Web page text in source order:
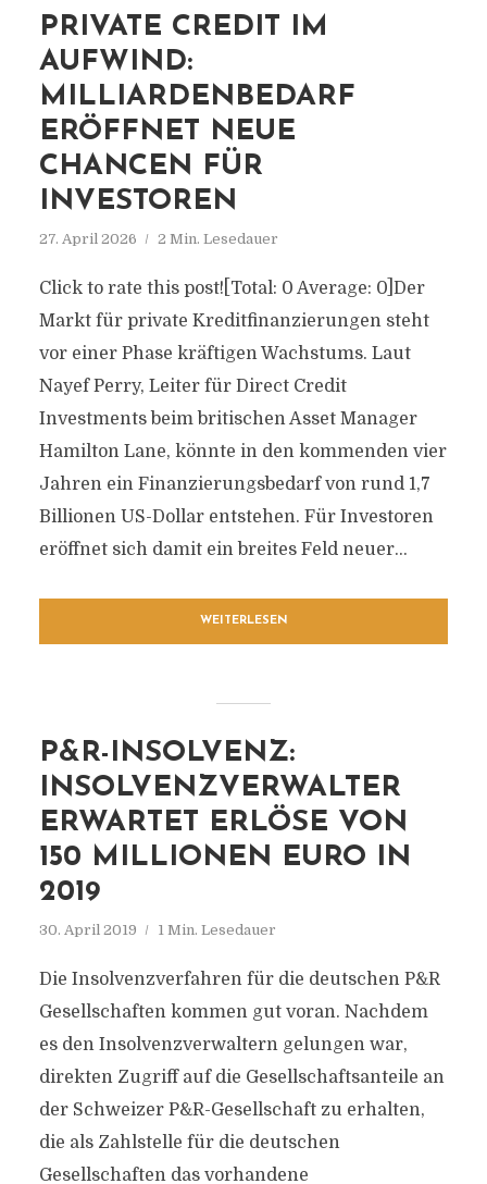
PRIVATE CREDIT IM
AUFWIND:
MILLIARDENBEDARF
ERÖFFNET NEUE
CHANCEN FÜR
INVESTOREN
27. April 2026 2 Min. Lesedauer
Click to rate this post![Total: 0 Average: 0]Der
Markt für private Kreditfinanzierungen steht
vor einer Phase kräftigen Wachstums. Laut
Nayef Perry, Leiter für Direct Credit
Investments beim britischen Asset Manager
Hamilton Lane, könnte in den kommenden vier
Jahren ein Finanzierungsbedarf von rund 1,7
Billionen US-Dollar entstehen. Für Investoren
eröffnet sich damit ein breites Feld neuer...
WEITERLESEN
P&R-INSOLVENZ:
INSOLVENZVERWALTER
ERWARTET ERLÖSE VON
150 MILLIONEN EURO IN
2019
30. April 2019 1 Min. Lesedauer
Die Insolvenzverfahren für die deutschen P&R
Gesellschaften kommen gut voran. Nachdem
es den Insolvenzverwaltern gelungen war,
direkten Zugriff auf die Gesellschaftsanteile an
der Schweizer P&R-Gesellschaft zu erhalten,
die als Zahlstelle für die deutschen
Gesellschaften das vorhandene